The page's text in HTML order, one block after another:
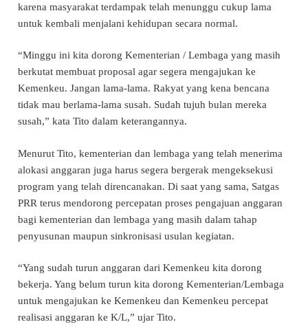
karena masyarakat terdampak telah menunggu cukup lama
untuk kembali menjalani kehidupan secara normal.
“Minggu ini kita dorong Kementerian / Lembaga yang masih
berkutat membuat proposal agar segera mengajukan ke
Kemenkeu. Jangan lama-lama. Rakyat yang kena bencana
tidak mau berlama-lama susah. Sudah tujuh bulan mereka
susah,” kata Tito dalam keterangannya.
Menurut Tito, kementerian dan lembaga yang telah menerima
alokasi anggaran juga harus segera bergerak mengeksekusi
program yang telah direncanakan. Di saat yang sama, Satgas
PRR terus mendorong percepatan proses pengajuan anggaran
bagi kementerian dan lembaga yang masih dalam tahap
penyusunan maupun sinkronisasi usulan kegiatan.
“Yang sudah turun anggaran dari Kemenkeu kita dorong
bekerja. Yang belum turun kita dorong Kementerian/Lembaga
untuk mengajukan ke Kemenkeu dan Kemenkeu percepat
realisasi anggaran ke K/L,” ujar Tito.